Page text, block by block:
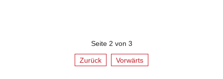
Seite 2 von 3
Zurück Vorwärts